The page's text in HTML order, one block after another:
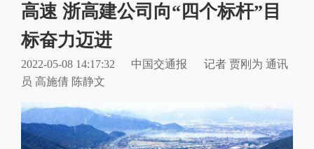
高速 浙高建公司向“四个标杆”目
标奋力迈进
2022-05-08 14:17:32 中国交通报
记者 贾刚为 通讯
员 高施倩 陈静文